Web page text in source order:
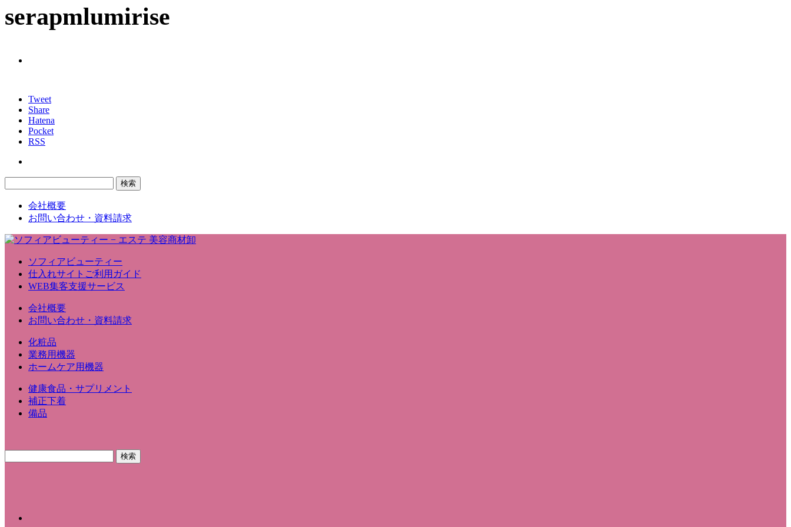
serapmlumirise
Tweet
Share
Hatena
Pocket
RSS
会社概要
お問い合わせ・資料請求
ソフィアビューティー
仕入れサイトご利用ガイド
WEB集客支援サービス
会社概要
お問い合わせ・資料請求
化粧品
業務用機器
ホームケア用機器
健康食品・サプリメント
補正下着
備品